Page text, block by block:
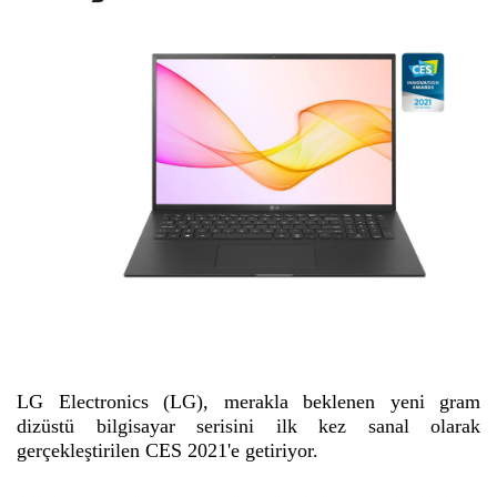
LG Electronics (LG), merakla beklenen yeni gram
dizüstü bilgisayar serisini ilk kez sanal olarak
gerçekleştirilen CES 2021'e getiriyor.